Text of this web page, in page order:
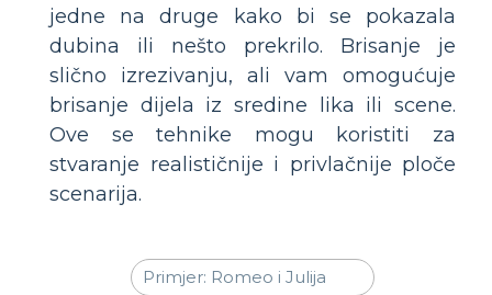
jedne na druge kako bi se pokazala
dubina ili nešto prekrilo. Brisanje je
slično izrezivanju, ali vam omogućuje
brisanje dijela iz sredine lika ili scene.
Ove se tehnike mogu koristiti za
stvaranje realističnije i privlačnije ploče
scenarija.